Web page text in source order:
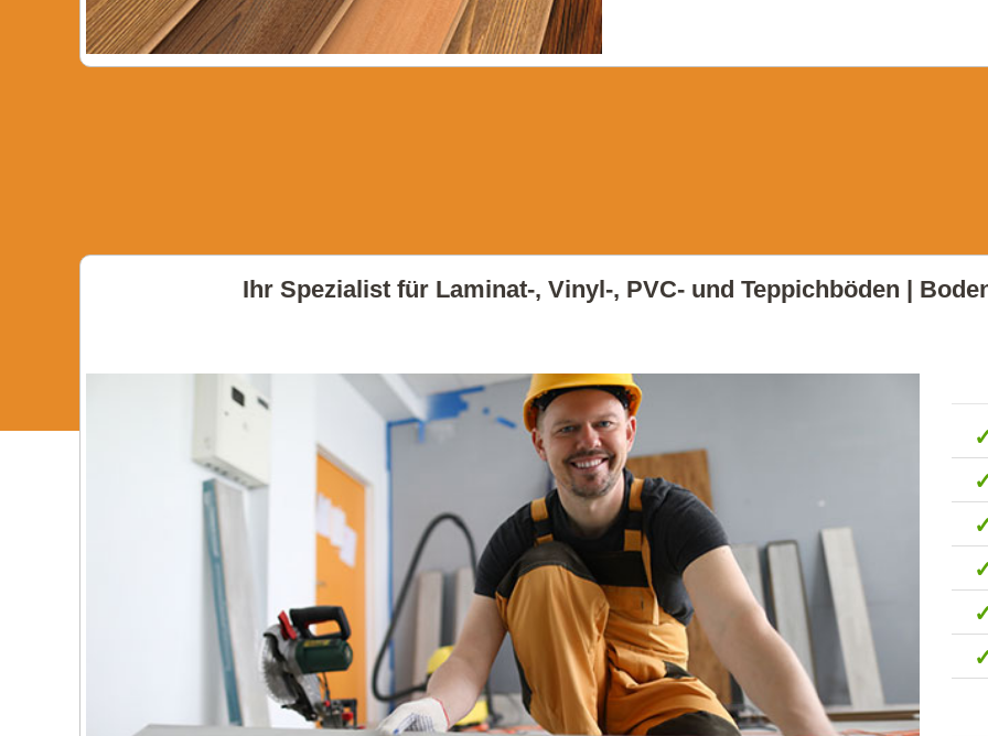
Ihr Spezialist für Laminat-, Vinyl-, PVC- und Teppichböden |